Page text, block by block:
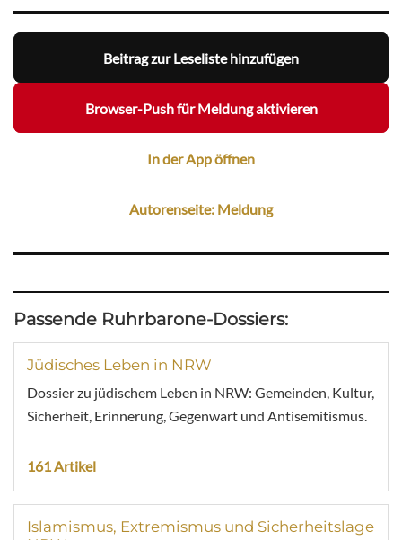
Beitrag zur Leseliste hinzufügen
Browser-Push für Meldung aktivieren
In der App öffnen
Autorenseite: Meldung
Passende Ruhrbarone-Dossiers:
Jüdisches Leben in NRW
Dossier zu jüdischem Leben in NRW: Gemeinden, Kultur,
Sicherheit, Erinnerung, Gegenwart und Antisemitismus.
161 Artikel
Islamismus, Extremismus und Sicherheitslage